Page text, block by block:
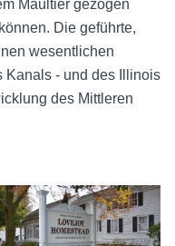
Maultier gezogen
Die geführte,
wesentlichen
Kanals - und des Illinois
des Mittleren